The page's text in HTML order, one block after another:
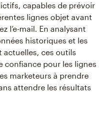
capables de prévoir
lignes objet avant
l’e-mail. En analysant
historiques et les
actuelles, ces outils
confiance pour les lignes
marketeurs à prendre
attendre les résultats